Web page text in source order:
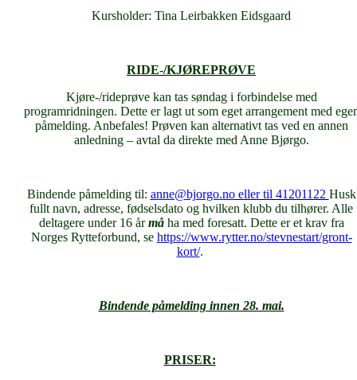
Kursholder: Tina Leirbakken Eidsgaard
RIDE-/KJØREPRØVE
Kjøre-/rideprøve kan tas søndag i forbindelse med
programridningen. Dette er lagt ut som eget arrangement med
påmelding. Anbefales! Prøven kan alternativt tas ved en annen
anledning – avtal da direkte med Anne Bjørgo.
Bindende påmelding til: anne@bjorgo.noeller til 41201122 Husk
fullt navn, adresse, fødselsdato og hvilken klubb du tilhører. Alle
deltagere under 16 årmåha med foresatt. Dette er et krav fra
Norges Rytteforbund, se https://www.rytter.no/stevnestart/gront-
kort/.
Bindende påmelding innen 28. mai.
PRISER: